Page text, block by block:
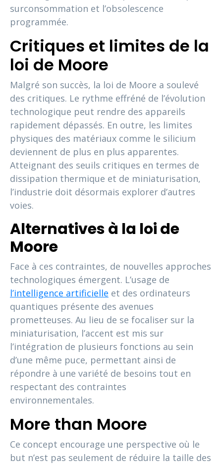
surconsommation et l’obsolescence
programmée.
Critiques et limites de la
loi de Moore
Malgré son succès, la loi de Moore a soulevé
des critiques. Le rythme effréné de l’évolution
technologique peut rendre des appareils
rapidement dépassés. En outre, les limites
physiques des matériaux comme le silicium
deviennent de plus en plus apparentes.
Atteignant des seuils critiques en termes de
dissipation thermique et de miniaturisation,
l’industrie doit désormais explorer d’autres
voies.
Alternatives à la loi de
Moore
Face à ces contraintes, de nouvelles approches
technologiques émergent. L’usage de
l’intelligence artificielle et des ordinateurs
quantiques présente des avenues
prometteuses. Au lieu de se focaliser sur la
miniaturisation, l’accent est mis sur
l’intégration de plusieurs fonctions au sein
d’une même puce, permettant ainsi de
répondre à une variété de besoins tout en
respectant des contraintes
environnementales.
More than Moore
Ce concept encourage une perspective où le
but n’est pas seulement de réduire la taille des